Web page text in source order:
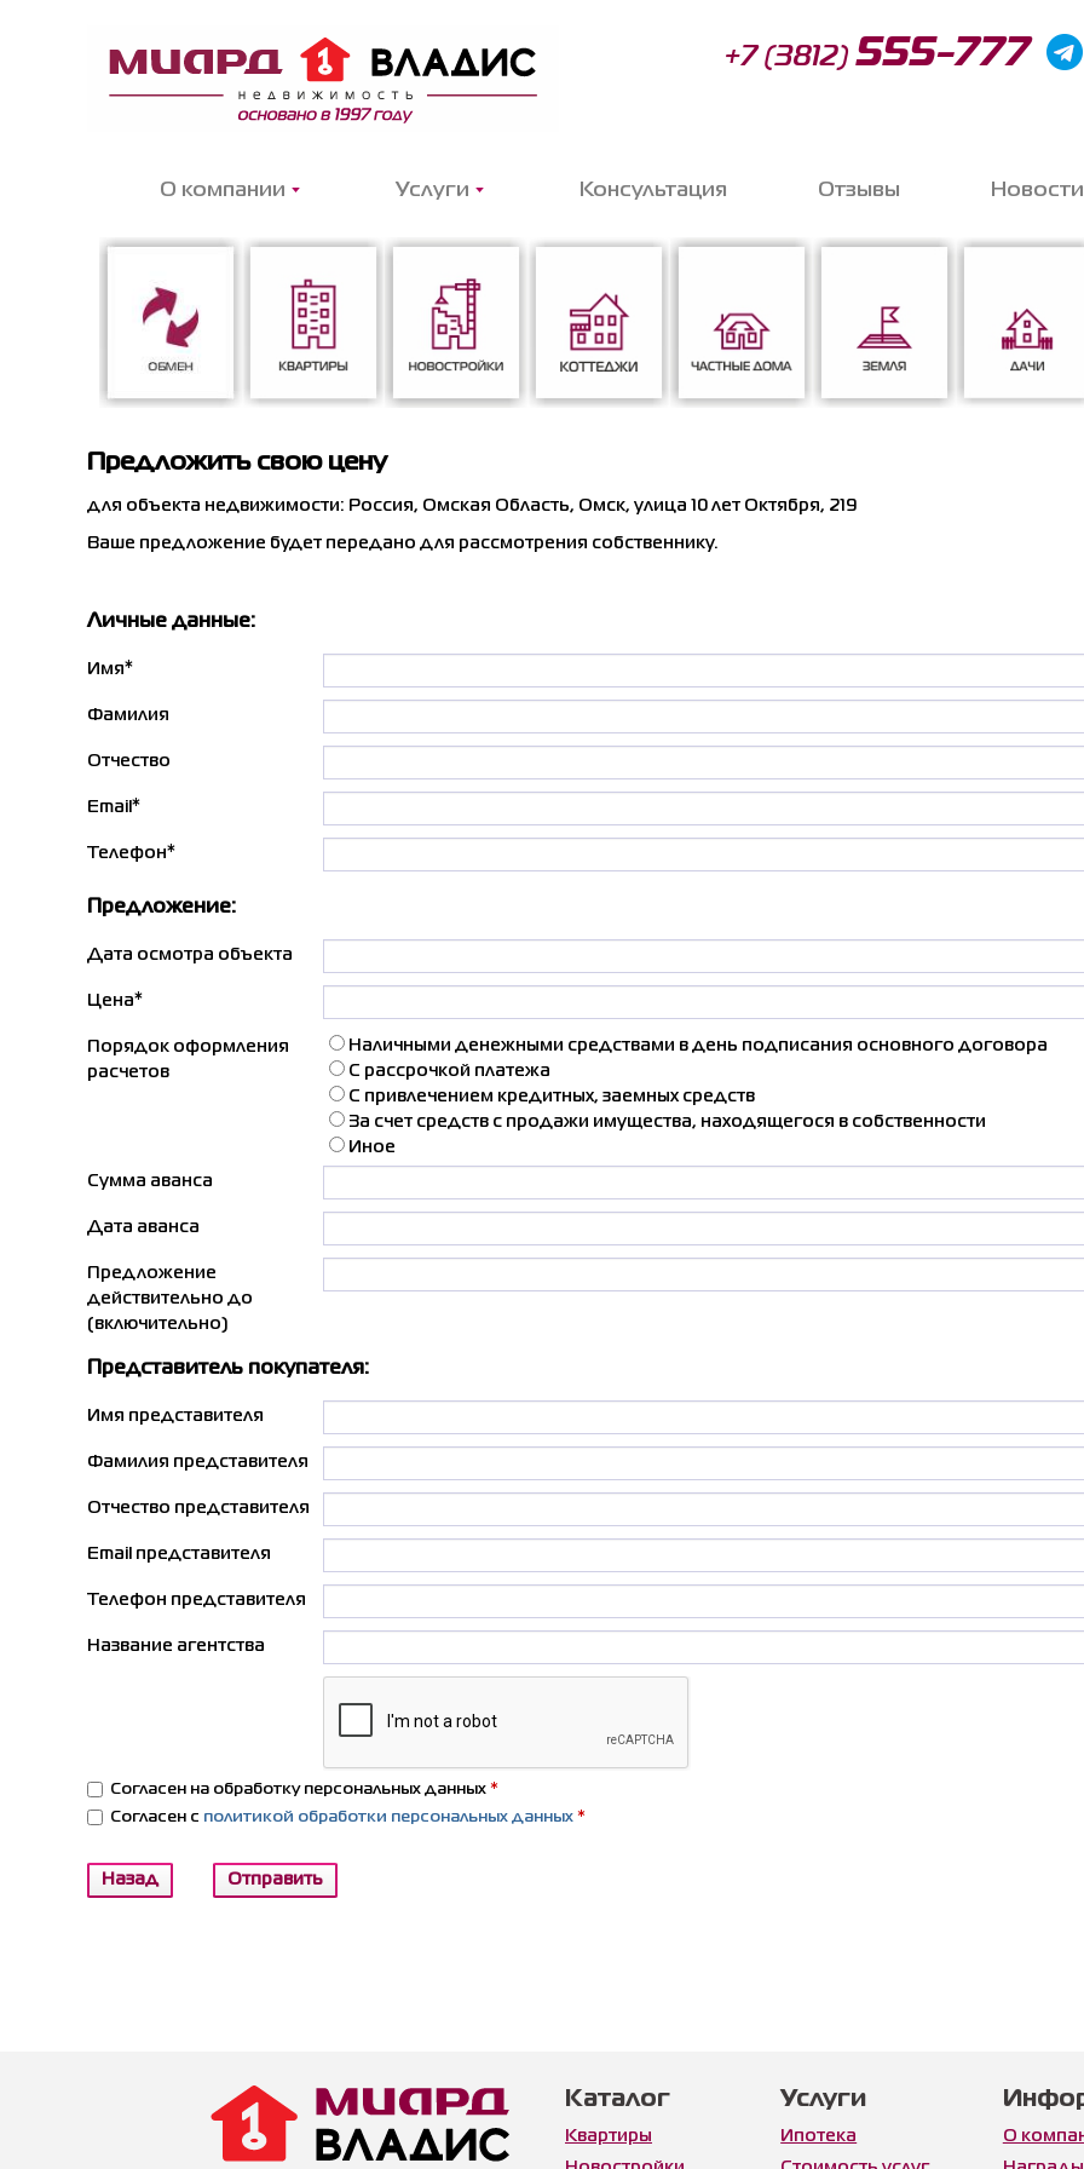
+7 (3812) 555-777
О компании Услуги Консультация Отзывы Новости
Предложить свою цену
для объекта недвижимости: Россия, Омская Область, Омск, улица 10 лет Октября, 219
Ваше предложение будет передано для рассмотрения собственнику.
Личные данные:
Имя*
Фамилия
Отчество
Email*
Телефон*
Предложение:
Дата осмотра объекта
Цена*
Порядок оформления
расчетов
Наличными денежными средствами в день подписания основного договора
С рассрочкой платежа
С привлечением кредитных, заемных средств
За счет средств с продажи имущества, находящегося в собственности
Иное
Сумма аванса
Дата аванса
Предложение
действительно до
(включительно)
Представитель покупателя:
Имя представителя
Фамилия представителя
Отчество представителя
Email представителя
Телефон представителя
Название агентства
Согласен на обработку персональных данных *
Согласен с политикой обработки персональных данных *
Каталог
Квартиры
Услуги
Ипотека О